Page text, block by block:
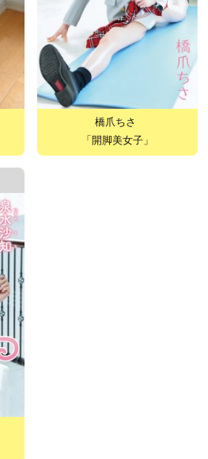
橋爪ちさ
「開脚美女子」